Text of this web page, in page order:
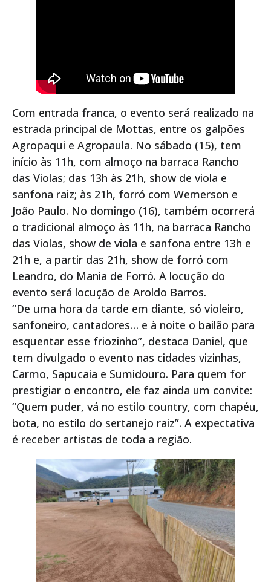
Com entrada franca, o evento será realizado na
estrada principal de Mottas, entre os galpões
Agropaqui e Agropaula. No sábado (15), tem
início às 11h, com almoço na barraca Rancho
das Violas; das 13h às 21h, show de viola e
sanfona raiz; às 21h, forró com Wemerson e
João Paulo. No domingo (16), também ocorrerá
o tradicional almoço às 11h, na barraca Rancho
das Violas, show de viola e sanfona entre 13h e
21h e, a partir das 21h, show de forró com
Leandro, do Mania de Forró. A locução do
evento será locução de Aroldo Barros.
“De uma hora da tarde em diante, só violeiro,
sanfoneiro, cantadores… e à noite o bailão para
esquentar esse friozinho”, destaca Daniel, que
tem divulgado o evento nas cidades vizinhas,
Carmo, Sapucaia e Sumidouro. Para quem for
prestigiar o encontro, ele faz ainda um convite:
“Quem puder, vá no estilo country, com chapéu,
bota, no estilo do sertanejo raiz”. A expectativa
é receber artistas de toda a região.